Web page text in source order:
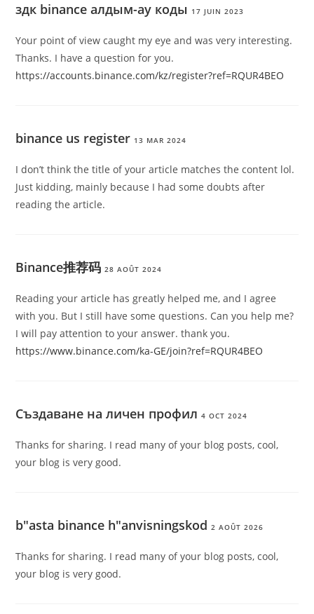
здк binance алдым-ау коды 17 JUIN 2023
Your point of view caught my eye and was very interesting.
Thanks. I have a question for you.
https://accounts.binance.com/kz/register?ref=RQUR4BEO
binance us register 13 MAR 2024
I don’t think the title of your article matches the content lol.
Just kidding, mainly because I had some doubts after
reading the article.
Binance推荐码 28 AOÛT 2024
Reading your article has greatly helped me, and I agree
with you. But I still have some questions. Can you help me?
I will pay attention to your answer. thank you.
https://www.binance.com/ka-GE/join?ref=RQUR4BEO
Създаване на личен профил 4 OCT 2024
Thanks for sharing. I read many of your blog posts, cool,
your blog is very good.
b"asta binance h"anvisningskod 2 AOÛT 2026
Thanks for sharing. I read many of your blog posts, cool,
your blog is very good.